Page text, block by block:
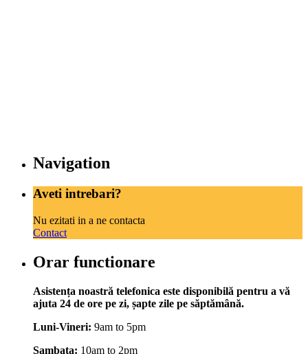
Navigation
Aveti intrebari?
Nu ezitati in a ne contacta
Contact
Orar functionare
Asistența noastră telefonica este disponibilă pentru a vă
ajuta 24 de ore pe zi, șapte zile pe săptămână.
Luni-Vineri: 9am to 5pm
Sambata: 10am to 2pm